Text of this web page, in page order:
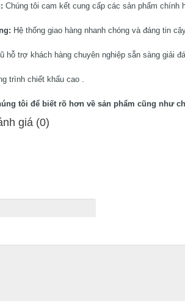
Chúng tôi cam kết cung cấp các sản phẩm chính
Hệ thống giao hàng nhanh chóng và đáng tin
hỗ trợ khách hàng chuyên nghiệp sẵn sàng giải
trình chiết khấu cao .
tôi để biết rõ hơn về sản phẩm cũng như
giá (0)